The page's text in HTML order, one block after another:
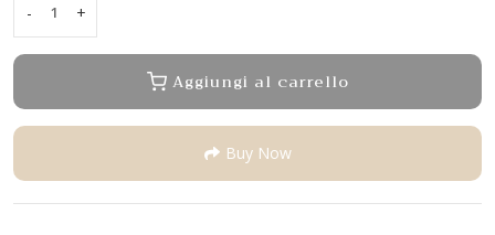
-
ALBERO
LANTERNA
STELLE
+
Aggiungi al carrello
Buy Now